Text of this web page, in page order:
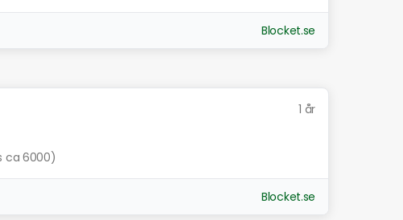
Blocket.se
1 år
ca 6000)
Blocket.se